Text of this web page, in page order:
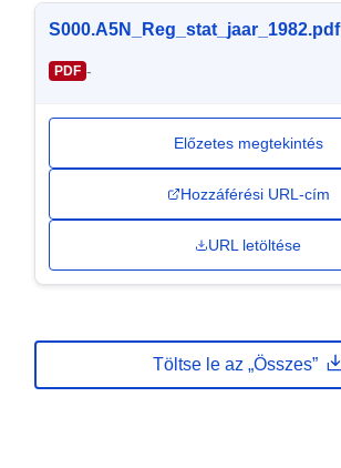
S000.A5N_Reg_stat_jaar_1982.pdf
PDF -
Előzetes megtekintés
Hozzáférési URL-cím
URL letöltése
Töltse le az „Összes”